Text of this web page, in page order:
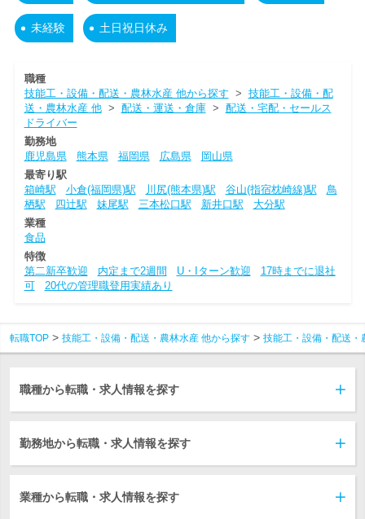
未経験 土日祝日休み
職種
技能工・設備・配送・農林水産 他から探す > 技能工・設備・配
送・農林水産 他> 配送・運送・倉庫> 配送・宅配・セールス
ドライバー
勤務地
鹿児島県
熊本県 福岡県 広島県
岡山県
最寄り駅
箱崎駅
小倉(福岡県)駅 川尻(熊本県)駅 谷山(指宿枕崎線)駅
鳥
栖駅
四辻駅 妹尾駅 三本松口駅 新井口駅
大分駅
業種
食品
特徴
第二新卒歓迎
内定まで2週間 U・Iターン歓迎
17時までに退社
可
20代の管理職登用実績あり
転職TOP 技能工・設備・配送・農林水産 他から探す 技能工・設備・配送・
職種から転職・求人情報を探す
勤務地から転職・求人情報を探す
業種から転職・求人情報を探す